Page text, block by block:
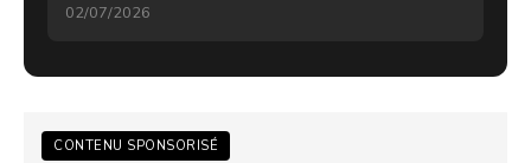
02/07/2026
CONTENU SPONSORISÉ